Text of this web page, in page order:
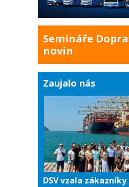
Semináře
novin
Zaujalo nás
DSV vzala zákazníky